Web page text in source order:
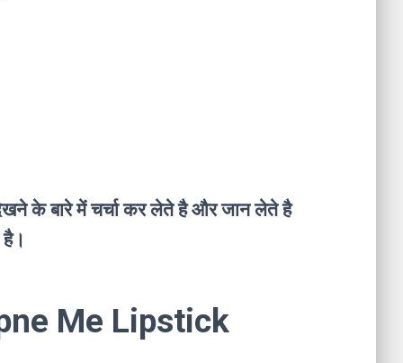
के बारे में चर्चा कर लेते है और जान लेते है
Me Lipstick